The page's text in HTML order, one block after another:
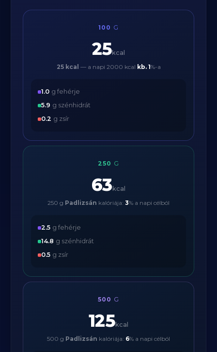
100 G
25kcal
25 kcal — a napi 2000 kcal kb. 1%-a
1.0 g fehérje
5.9 g szénhidrát
0.2 g zsír
250 G
63 kcal
250 g Padlizsán kalóriája: 3% a napi célból
2.5 g fehérje
14.8 g szénhidrát
0.5 g zsír
500 G
125kcal
500 g Padlizsán kalóriája: 6% a napi célból